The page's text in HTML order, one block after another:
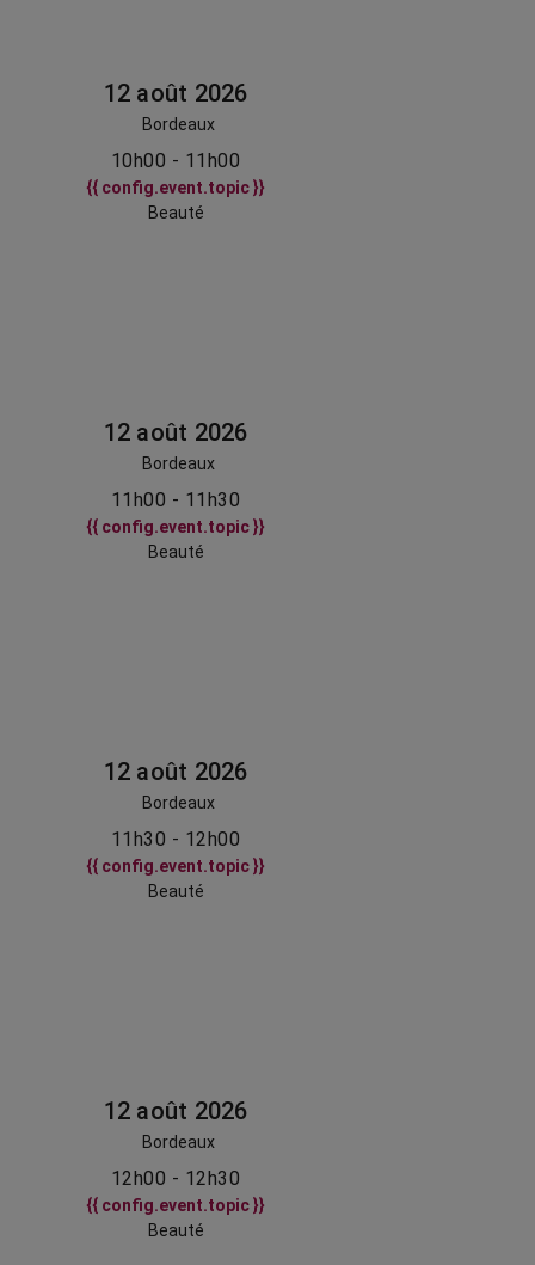
12 août 2026
Bordeaux
10h00 - 11h00
{{ config.event.topic }}
Beauté
12 août 2026
Bordeaux
11h00 - 11h30
{{ config.event.topic }}
Beauté
12 août 2026
Bordeaux
11h30 - 12h00
{{ config.event.topic }}
Beauté
12 août 2026
Bordeaux
12h00 - 12h30
{{ config.event.topic }}
Beauté